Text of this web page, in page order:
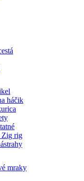
háčik
Zig rig
mraky